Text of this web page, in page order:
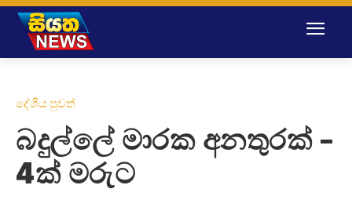
දේශීය පුවත්
බදුල්ලේ මාරක අනතුරක් –
4ක් මරුට